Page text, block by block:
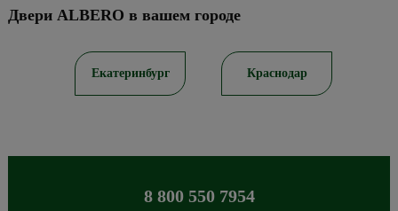
Двери ALBERO в вашем городе
Екатеринбург Краснодар
8 800 550 7954